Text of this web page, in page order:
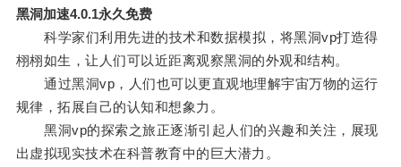
黑洞加速4.0.1永久免费
科学家们利用先进的技术和数据模拟，将黑洞vp打造得
栩栩如生，让人们可以近距离观察黑洞的外观和结构。
通过黑洞vp，人们也可以更直观地理解宇宙万物的运行
规律，拓展自己的认知和想象力。
黑洞vp的探索之旅正逐渐引起人们的兴趣和关注，展现
出虚拟现实技术在科普教育中的巨大潜力。